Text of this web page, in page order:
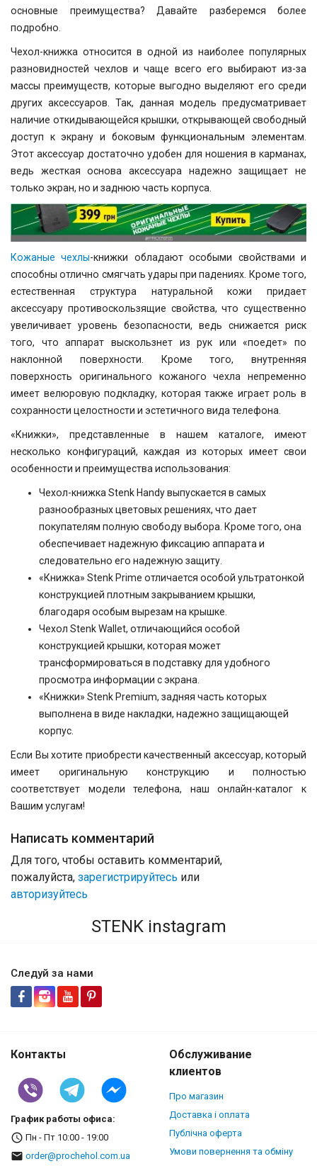
основные преимущества? Давайте разберемся более
подробно.
Чехол-книжка относится в одной из наиболее популярных
разновидностей чехлов и чаще всего его выбирают из-за
массы преимуществ, которые выгодно выделяют его среди
других аксессуаров. Так, данная модель предусматривает
наличие откидывающейся крышки, открывающей свободный
доступ к экрану и боковым функциональным элементам.
Этот аксессуар достаточно удобен для ношения в карманах,
ведь жесткая основа аксессуара надежно защищает не
только экран, но и заднюю часть корпуса.
Кожаные чехлы-книжки обладают особыми свойствами и
способны отлично смягчать удары при падениях. Кроме того,
естественная структура натуральной кожи придает
аксессуару противоскользящие свойства, что существенно
увеличивает уровень безопасности, ведь снижается риск
того, что аппарат выскользнет из рук или «поедет» по
наклонной поверхности. Кроме того, внутренняя
поверхность оригинального кожаного чехла непременно
имеет велюровую подкладку, которая также играет роль в
сохранности целостности и эстетичного вида телефона.
«Книжки», представленные в нашем каталоге, имеют
несколько конфигураций, каждая из которых имеет свои
особенности и преимущества использования:
Чехол-книжка Stenk Handy выпускается в самых
разнообразных цветовых решениях, что дает
покупателям полную свободу выбора. Кроме того, она
обеспечивает надежную фиксацию аппарата и
следовательно его надежную защиту.
«Книжка» Stenk Prime отличается особой ультратонкой
конструкцией плотным закрыванием крышки,
благодаря особым вырезам на крышке.
Чехол Stenk Wallet, отличающийся особой
конструкцией крышки, которая может
трансформироваться в подставку для удобного
просмотра информации с экрана.
«Книжки» Stenk Premium, задняя часть которых
выполнена в виде накладки, надежно защищающей
корпус.
Если Вы хотите приобрести качественный аксессуар, который
имеет оригинальную конструкцию и полностью
соответствует модели телефона, наш онлайн-каталог к
Вашим услугам!
Написать комментарий
Для того, чтобы оставить комментарий,
пожалуйста, зарегистрируйтесь или
авторизуйтесь
STENK instagram
Следуй за нами
Контакты
График работы офиса:
Пн - Пт 10:00 - 19:00
order@prochehol.com.ua
Обслуживание
клиентов
Про магазин
Доставка і оплата
Публічна оферта
Умови повернення та обміну